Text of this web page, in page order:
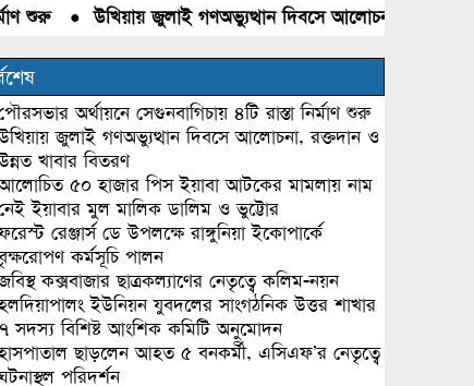
●উখিয়ায় জুলাই গণঅভ্যুত্থান দিবসে আলোচনা, রক্তদান ও
অর্থায়নে সেগুনবাগিচায় ৪টি রাস্তা নির্মাণ শুরু
জুলাই গণঅভ্যুত্থান দিবসে আলোচনা, রক্তদান ও
খাবার বিতরণ
৫০ হাজার পিস ইয়াবা আটকের মামলায় নাম
ইয়াবার মুল মালিক ডালিম ও ভুট্টোর
রেঞ্জার্স ডে উপলক্ষে রাঙ্গুনিয়া ইকোপার্কে
কর্মসূচি পালন
কক্সবাজার ছাত্রকল্যাণের নেতৃত্বে কলিম-নয়ন
ইউনিয়ন যুবদলের সাংগঠনিক উত্তর শাখার
৭ সদস্য বিশিষ্ট আংশিক কমিটি অনুমোদন
ছাড়লেন আহত ৫ বনকর্মী, এসিএফ’র নেতৃত্বে
পরিদর্শন